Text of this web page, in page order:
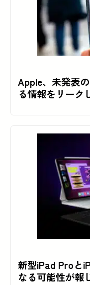
Apple、未発表
る情報をリーク
新型iPad Proと
なる可能性が報